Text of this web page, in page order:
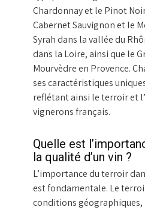
Chardonnay et le Pinot
Cabernet Sauvignon et le
Syrah dans la vallée du
dans la Loire, ainsi que le
Mourvèdre en Provence.
ses caractéristiques
reflétant ainsi le terroir et
vignerons français.
Quelle est
la qualité d’un vin ?
L’importance du terroir
est fondamentale. Le
conditions